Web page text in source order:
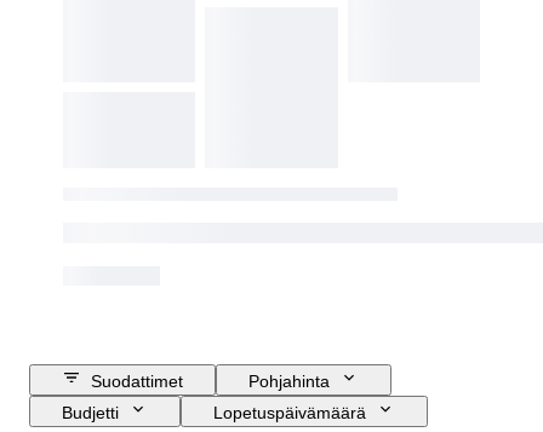
Suodattimet
Pohjahinta
Budjetti
Lopetuspäivämäärä